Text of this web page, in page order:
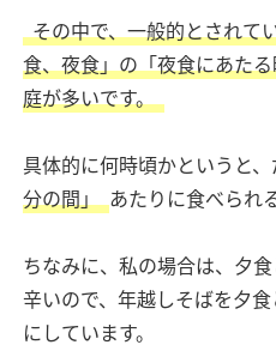
その中で、一般的とされて
食、夜食」の「夜食にあた
庭が多いです。
具体的に何時頃かというと
分の間」 あたりに食べられ
ちなみに、私の場合は、夕
辛いので、年越しそばを夕
にしています。